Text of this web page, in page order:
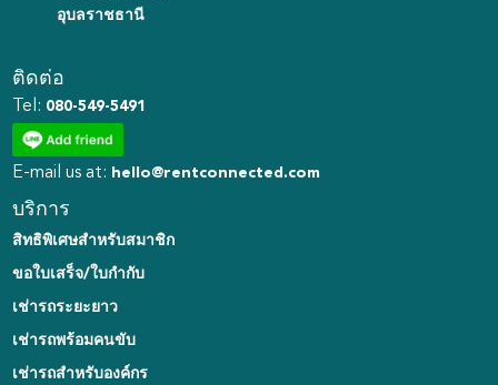
อุบลราชธานี
ติดต่อ
Tel: 080-549-5491
E-mail us at: hello@rentconnected.com
บริการ
สิทธิพิเศษสำหรับสมาชิก
ขอใบเสร็จ/ใบกำกับ
เช่ารถระยะยาว
เช่ารถพร้อมคนขับ
เช่ารถสำหรับองค์กร